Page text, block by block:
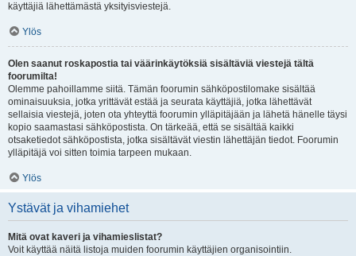
käyttäjiä lähettämästä yksityisviestejä.
Ylös
Olen saanut roskapostia tai väärinkäytöksiä sisältäviä viestejä tältä
foorumilta!
Olemme pahoillamme siitä. Tämän foorumin sähköpostilomake sisältää
ominaisuuksia, jotka yrittävät estää ja seurata käyttäjiä, jotka lähettävät
sellaisia viestejä, joten ota yhteyttä foorumin ylläpitäjään ja lähetä hänelle täysi
kopio saamastasi sähköpostista. On tärkeää, että se sisältää kaikki
otsaketiedot sähköpostista, jotka sisältävät viestin lähettäjän tiedot. Foorumin
ylläpitäjä voi sitten toimia tarpeen mukaan.
Ylös
Ystävät ja vihamiehet
Mitä ovat kaveri ja vihamieslistat?
Voit käyttää näitä listoja muiden foorumin käyttäjien organisointiin.